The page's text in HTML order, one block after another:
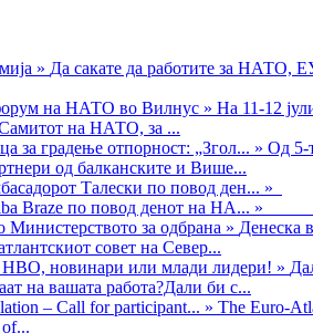
» Да сакате да работите за НАТО,
на НАТО во Вилнус » На 11-12
на НАТО, за ...
за градење отпорност: „Згол... » Од 5-
од балканските и Више...
Талески по повод ден... »
Braze по повод денот на НА... »
Министерството за одбрана » Денеска
совет на Север...
новинари или млади лидери! »
на вашата работа?Дали би с...
– Call for participant... » The Euro-